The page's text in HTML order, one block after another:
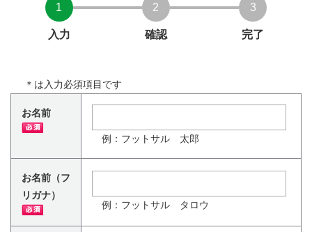
1
入力
2
確認
3
完了
＊ は入力必須項目です
お名前
例：フットサル 太郎
お名前（フ
リガナ）
例：フットサル タロウ